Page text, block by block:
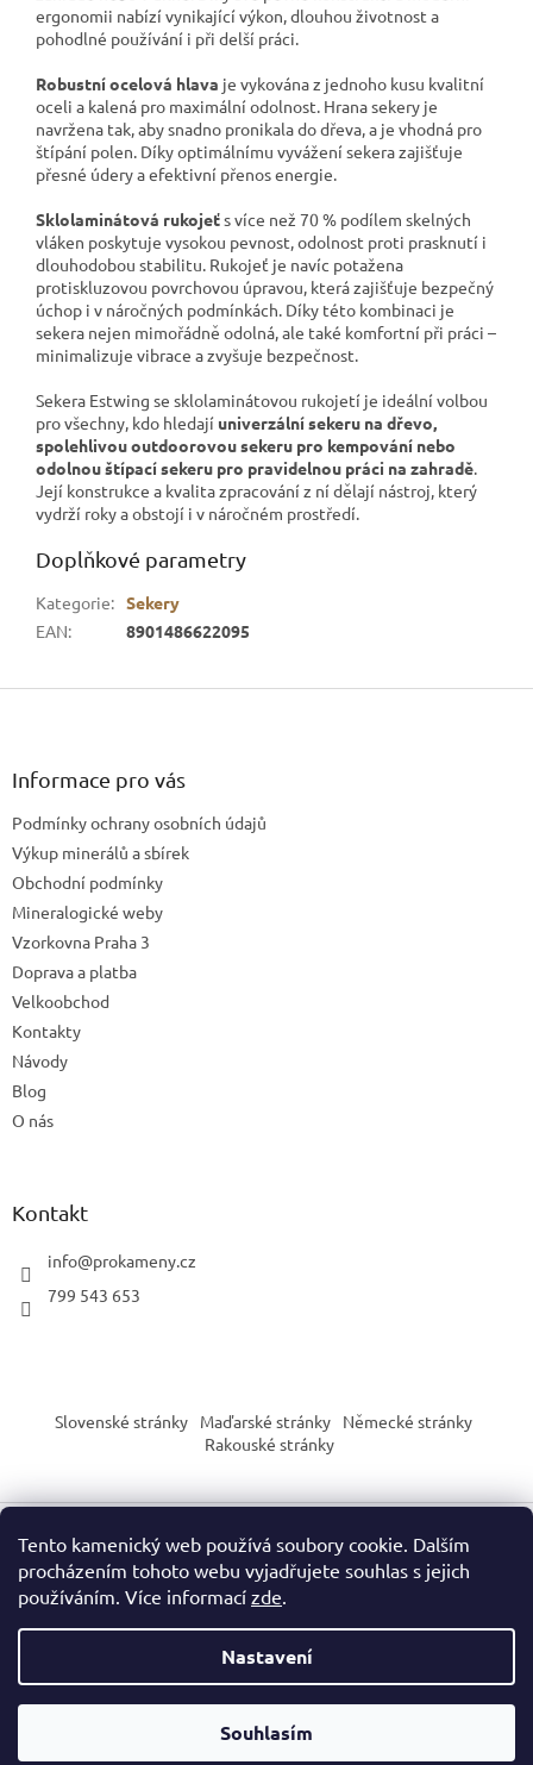
Tento kamenický web používá soubory cookie. Dalším
procházením tohoto webu vyjadřujete souhlas s jejich
používáním. Více informací zde.
Nastavení
Souhlasím
ergonomii nabízí vynikající výkon, dlouhou životnost a
pohodlné používání i při delší práci.
Robustní ocelová hlava je vykována z jednoho kusu kvalitní
oceli a kalená pro maximální odolnost. Hrana sekery je
navržena tak, aby snadno pronikala do dřeva, a je vhodná pro
štípání polen. Díky optimálnímu vyvážení sekera zajišťuje
přesné údery a efektivní přenos energie.
Sklolaminátová rukojeťs více než 70 % podílem skelných
vláken poskytuje vysokou pevnost, odolnost proti prasknutí i
dlouhodobou stabilitu. Rukojeť je navíc potažena
protiskluzovou povrchovou úpravou, která zajišťuje bezpečný
úchop i v náročných podmínkách. Díky této kombinaci je
sekera nejen mimořádně odolná, ale také komfortní při práci –
minimalizuje vibrace a zvyšuje bezpečnost.
Sekera Estwing se sklolaminátovou rukojetí je ideální volbou
pro všechny, kdo hledají univerzální sekeru na dřevo,
spolehlivou outdoorovou sekeru pro kempování nebo
odolnou štípací sekeru pro pravidelnou práci na zahradě.
Její konstrukce a kvalita zpracování z ní dělají nástroj, který
vydrží roky a obstojí i v náročném prostředí.
Doplňkové parametry
Kategorie: Sekery
EAN: 8901486622095
Z
Informace pro vás
Podmínky ochrany osobních údajů
Výkup minerálů a sbírek
Obchodní podmínky
Mineralogické weby
Vzorkovna Praha 3
Doprava a platba
Velkoobchod
Kontakty
Návody
Blog
O nás
Kontakt
info@prokameny.cz
799 543 653
Slovenské stránky Maďarské stránky
Německé stránky
Rakouské stránky
Vytvořil Shoptet
Copyright 2026PROkameny.cz. Všechna práva vyhrazena.
Upozornění dle nařízení EU o bezpečnosti výrobků (GPSR):
dekorační účely. Nejsou určeny jako hračka ani pro děti do 3 let.
Zacházejte s každým produktem s ohledem na jeho specifické